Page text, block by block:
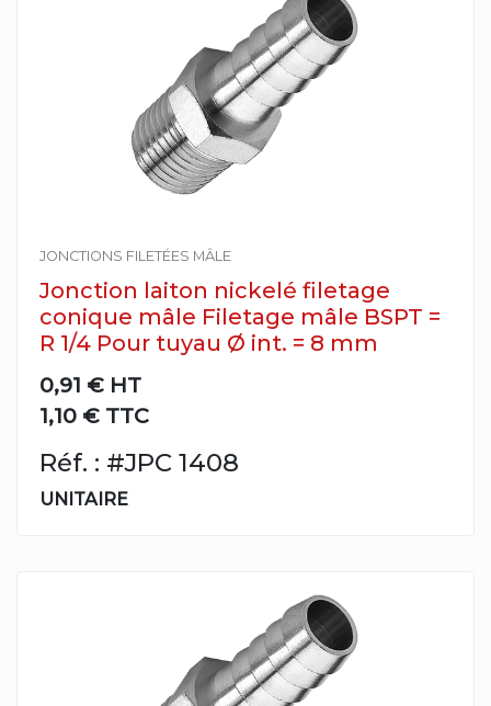
JONCTIONS FILETÉES MÂLE
Jonction laiton nickelé filetage
conique mâle Filetage mâle BSPT =
R 1/4 Pour tuyau Ø int. = 8 mm
0,91 € HT
1,10 € TTC
Réf. : #JPC 1408
UNITAIRE